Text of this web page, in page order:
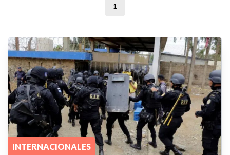
1
INTERNACIONALES